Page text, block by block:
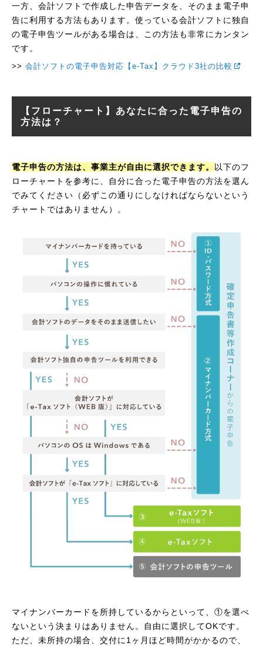
一方、会計ソフトで作成した申告データを、そのまま電子申
告に利用する方法もあります。使っている会計ソフトに独自
の電子申告ツールがある場合は、この方法も非常にカンタン
です。
会計ソフトの電子申告対応【e-Tax】クラウド3社の比較
【フローチャート】あなたに合った電子申告の
方法は？
電子申告の方法は、事業主が自由に選択できます。 以下のフ
ローチャートを参考に、自分に合った電子申告の方法を選ん
でみてください（必ずこの通りにしなければならないという
チャートではありません）。
マイナンバーカードを所持しているからといって、①を選べ
ないという決まりはありません。自由に選択してOKです。
ただ、未所持の場合、交付に1ヶ月ほど時間がかかるので、